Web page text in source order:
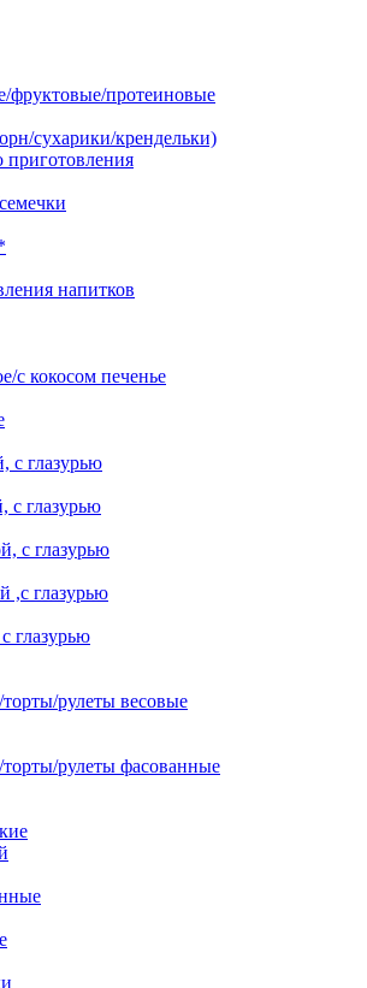
фруктовые/протеиновые
сухарики/крендельки)
напитков
с кокосом печенье
с глазурью
с глазурью
с глазурью
,с глазурью
глазурью
рулеты весовые
рулеты фасованные